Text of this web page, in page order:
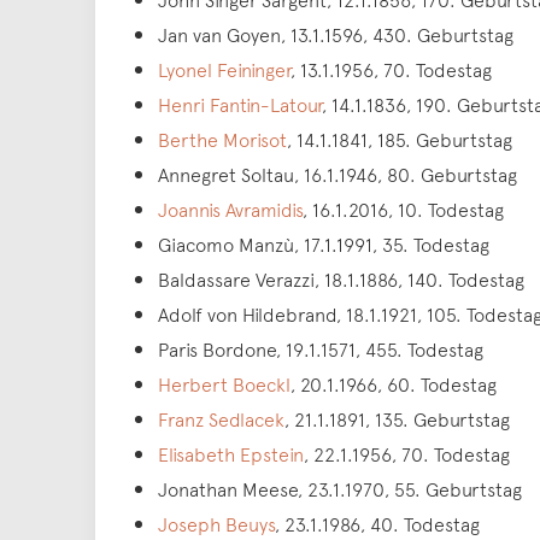
Jan van Goyen, 13.1.1596, 430. Geburtstag
Lyonel Feininger, 13.1.1956, 70. Todestag
Henri Fantin-Latour, 14.1.1836, 190.
Berthe Morisot, 14.1.1841, 185. Geburtstag
Annegret Soltau, 16.1.1946, 80. Geburtstag
Joannis Avramidis, 16.1.2016, 10. Todestag
Giacomo Manzù, 17.1.1991, 35. Todestag
Baldassare Verazzi, 18.1.1886, 140. Todestag
Adolf von Hildebrand, 18.1.1921, 105.
Paris Bordone, 19.1.1571, 455. Todestag
Herbert Boeckl, 20.1.1966, 60. Todestag
Franz Sedlacek, 21.1.1891, 135. Geburtstag
Elisabeth Epstein, 22.1.1956, 70. Todestag
Jonathan Meese, 23.1.1970, 55. Geburtstag
Joseph Beuys, 23.1.1986, 40. Todestag